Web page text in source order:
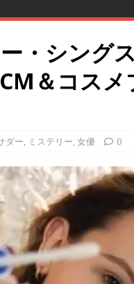
・シング
＆コス
ダー, ミステリー,女優 0